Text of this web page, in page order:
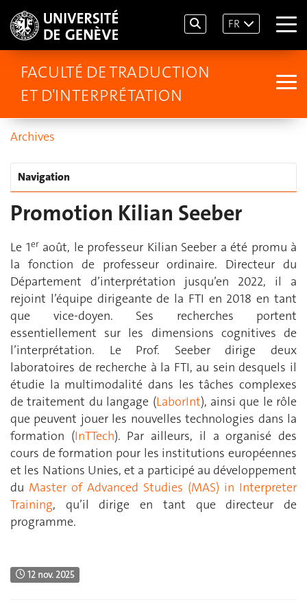
FR
FACULTÉ DE TRADUCTION
ET D'INTERPRÉTATION
Archives
Navigation
Promotion Kilian Seeber
Le 1eraoût, le professeur Kilian Seeber a été promu à
la fonction de professeur ordinaire. Directeur du
Département d’interprétation jusqu’en 2022, il a
rejoint l’équipe dirigeante de la FTI en 2018 en tant
que vice-doyen. Ses recherches portent
essentiellement sur les dimensions cognitives de
l’interprétation. Le Prof. Seeber dirige deux
laboratoires de recherche à la FTI, au sein desquels il
étudie la multimodalité dans les tâches complexes
de traitement du langage (LaborInt), ainsi que le rôle
que peuvent jouer les nouvelles technologies dans la
formation (InTTech). Par ailleurs, il a organisé des
cours de formation pour les institutions européennes
et les Nations Unies, et a participé au développement
du Master of Advanced Studies (MAS) in Interpreter
Training, qu’il dirige en tant que directeur de
programme.
12 nov. 2025